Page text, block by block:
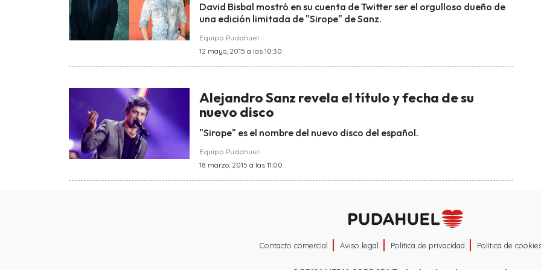
David Bisbal mostró en su cuenta de Twitter ser el orgulloso dueño de
una edición limitada de "Sirope" de Sanz.
Equipo Pudahuel
12 mayo, 2015 a las 10:30
Alejandro Sanz revela el título y fecha de su
nuevo disco
"Sirope" es el nombre del nuevo disco del español.
Equipo Pudahuel
18 marzo, 2015 a las 11:00
Contacto comercial Aviso legal Política de privacidad Política de